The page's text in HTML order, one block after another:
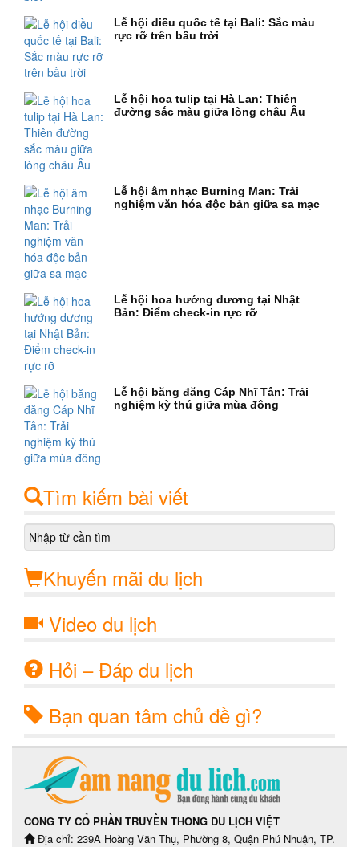
Lễ hội diều quốc tế tại Bali: Sắc màu
rực rỡ trên bầu trời
Lễ hội hoa tulip tại Hà Lan: Thiên
đường sắc màu giữa lòng châu Âu
Lễ hội âm nhạc Burning Man: Trải
nghiệm văn hóa độc bản giữa sa mạc
Lễ hội hoa hướng dương tại Nhật
Bản: Điểm check-in rực rỡ
Lễ hội băng đăng Cáp Nhĩ Tân: Trải
nghiệm kỳ thú giữa mùa đông
Tìm kiếm bài viết
Khuyến mãi du lịch
Video du lịch
Hỏi – Đáp du lịch
Bạn quan tâm chủ đề gì?
CÔNG TY CỔ PHẦN TRUYỀN THÔNG DU LỊCH VIỆT
Địa chỉ: 239A Hoàng Văn Thụ, Phường 8, Quận Phú Nhuận, TP.